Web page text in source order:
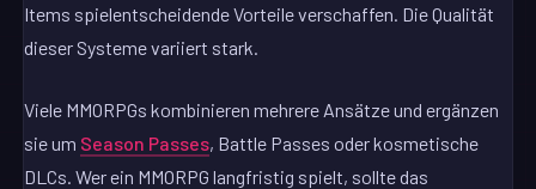
Items spielentscheidende Vorteile verschaffen. Die Qualität
dieser Systeme variiert stark.
Viele MMORPGs kombinieren mehrere Ansätze und ergänzen
sie um Season Passes, Battle Passes oder kosmetische
DLCs. Wer ein MMORPG langfristig spielt, sollte das